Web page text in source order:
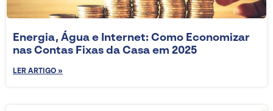
Energia, Água e Internet: Como Economizar
nas Contas Fixas da Casa em 2025
LER ARTIGO »